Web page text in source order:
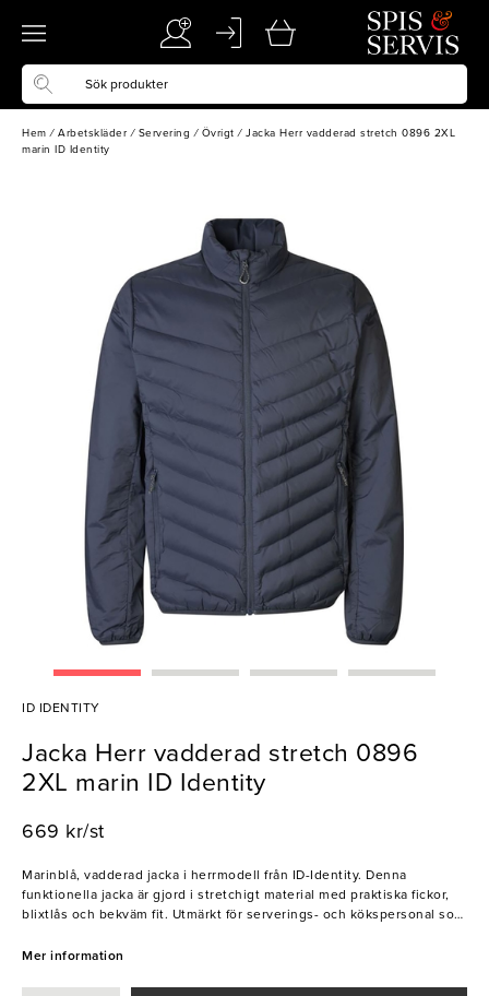
Hem / Arbetskläder / Servering / Övrigt / Jacka Herr vadderad stretch 0896 2XL
marin ID Identity
ID IDENTITY
Jacka Herr vadderad stretch 0896
2XL marin ID Identity
669 kr/st
Marinblå, vadderad jacka i herrmodell från ID-Identity. Denna
funktionella jacka är gjord i stretchigt material med praktiska fickor,
blixtlås och bekväm fit. Utmärkt för serverings- och kökspersonal som
Mer information